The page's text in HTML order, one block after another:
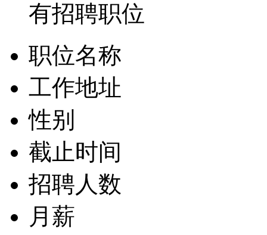
有招聘职位
职位名称
工作地址
性别
截止时间
招聘人数
月薪